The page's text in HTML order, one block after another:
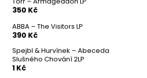
350 Kč
ABBA – The Visitors LP
390 Kč
Spejbl & Hurvínek – Abeceda
Slušného Chování 2LP
1 Kč